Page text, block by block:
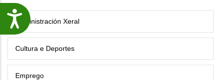
Accesibilidade
Administración Xeral
Cultura e Deportes
Emprego